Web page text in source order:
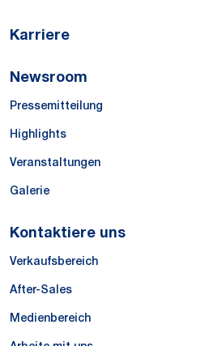
Karriere
Newsroom
Pressemitteilung
Highlights
Veranstaltungen
Galerie
Kontaktiere uns
Verkaufsbereich
After-Sales
Medienbereich